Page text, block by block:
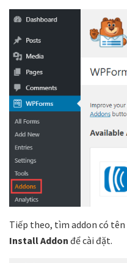
Tiếp theo, tìm addon có tên
Install Addon để cài đặt.